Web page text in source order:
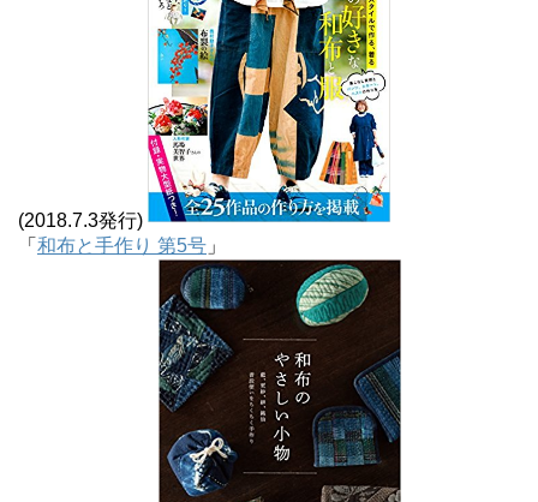
(2018.7.3発行)
「 和布と手作り 第5号 」